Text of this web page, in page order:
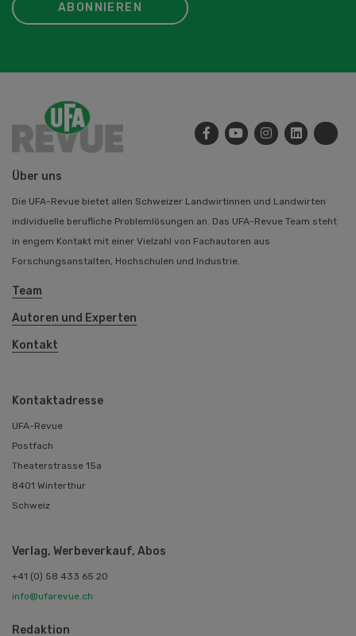
ABONNIEREN
Über uns
Die UFA-Revue bietet allen Schweizer Landwirtinnen und Landwirten
individuelle berufliche Problemlösungen an. Das UFA-Revue Team steht
in engem Kontakt mit einer Vielzahl von Fachautoren aus
Forschungsanstalten, Hochschulen und Industrie.
Team
Autoren und Experten
Kontakt
Kontaktadresse
UFA-Revue
Postfach
Theaterstrasse 15a
8401 Winterthur
Schweiz
Verlag, Werbeverkauf, Abos
+41 (0) 58 433 65 20
info@ufarevue.ch
Redaktion